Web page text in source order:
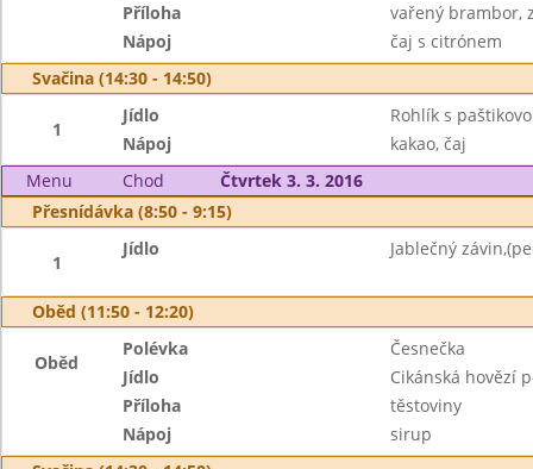
Příloha
vařený brambor,
Nápoj
čaj s citrónem
Svačina (14:30 - 14:50)
1
Jídlo
Rohlík s
Nápoj
kakao, čaj
Menu
Chod
Čtvrtek 3. 3. 2016
Přesnídávka (8:50 - 9:15)
1
Jídlo Jablečný
Oběd (11:50 - 12:20)
Oběd
Polévka
Česnečka
Jídlo
Cikánská hovězí
Příloha
těstoviny
Nápoj
sirup